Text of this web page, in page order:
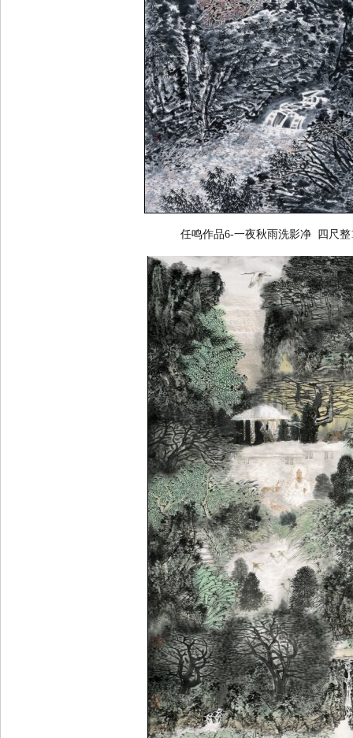
任鸣作品6-一夜秋雨洗影净 四尺整